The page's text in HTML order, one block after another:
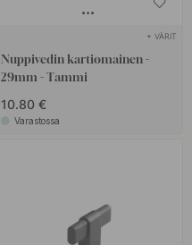
+ VÄRIT
Nuppivedin kartiomainen -
29mm - Tammi
10.80 €
Varastossa